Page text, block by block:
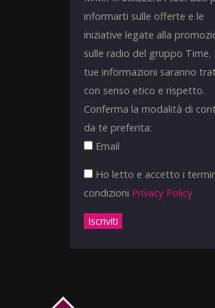
informarti sulle offerte e le
iniziative legate alla
sulle radio del gruppo Time.
tue informazioni saranno
con senso etico e rispetto.
Conferma la modalità di
da te preferita:
Email
Ho letto e accetto i
condizioni Privacy Policy